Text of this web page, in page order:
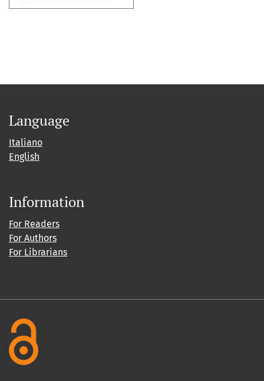
Language
Italiano
English
Information
For Readers
For Authors
For Librarians